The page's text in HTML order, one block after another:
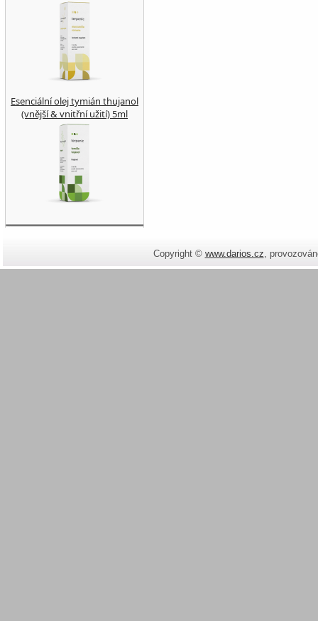
Esenciální olej tymián thujanol
(vnější & vnitřní užití) 5ml
Copyright © www.darios.cz,